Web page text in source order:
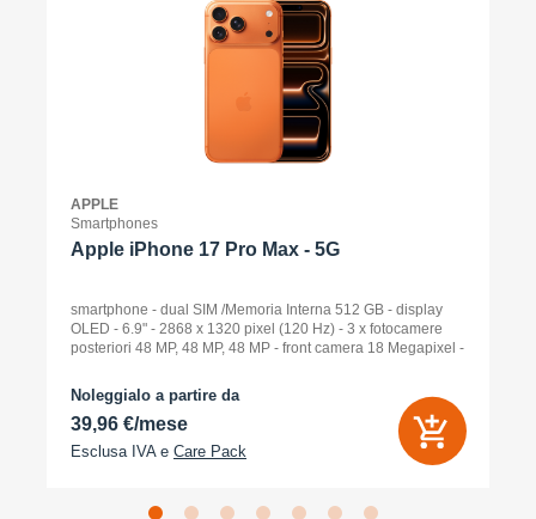
APPLE
Smartphones
Apple iPhone 17 Pro Max - 5G
smartphone - dual SIM /Memoria Interna 512 GB - display
OLED - 6.9" - 2868 x 1320 pixel (120 Hz) - 3 x fotocamere
posteriori 48 MP, 48 MP, 48 MP - front camera 18 Megapixel -
Noleggialo a partire da
39,96 €/mese
Esclusa IVA e Care Pack